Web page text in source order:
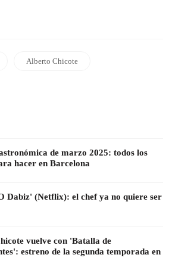
Alberto Chicote
de marzo 2025: todos los
hacer en Barcelona
Dabiz' (Netflix): el chef ya no quiere ser
vuelve con 'Batalla de
estreno de la segunda temporada en